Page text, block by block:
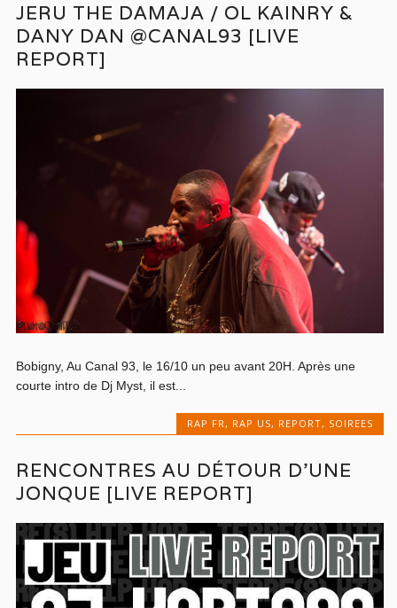
JERU THE DAMAJA / OL KAINRY &
DANY DAN @CANAL93 [LIVE
REPORT]
Bobigny, Au Canal 93, le 16/10 un peu avant 20H. Après une
courte intro de Dj Myst, il est...
RAP FR, RAP US, REPORT, SOIREES
RENCONTRES AU DÉTOUR D’UNE
JONQUE [LIVE REPORT]